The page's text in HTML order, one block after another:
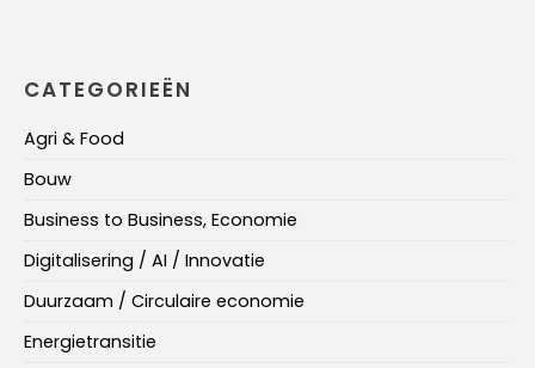
CATEGORIEËN
Agri & Food
Bouw
Business to Business, Economie
Digitalisering / AI / Innovatie
Duurzaam / Circulaire economie
Energietransitie